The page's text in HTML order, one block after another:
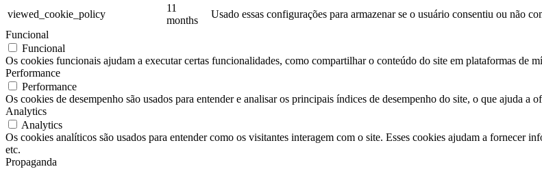
viewed_cookie_policy
11
months
Usado essas configurações para armazenar se o usuário consentiu ou não
Funcional
Funcional
Os cookies funcionais ajudam a executar certas funcionalidades, como compartilhar o conteúdo do site em plataformas de
Performance
Performance
Os cookies de desempenho são usados ​​para entender e analisar os principais índices de desempenho do site, o que ajuda a
Analytics
Analytics
Os cookies analíticos são usados ​​para entender como os visitantes interagem com o site. Esses cookies ajudam a fornecer
etc.
Propaganda